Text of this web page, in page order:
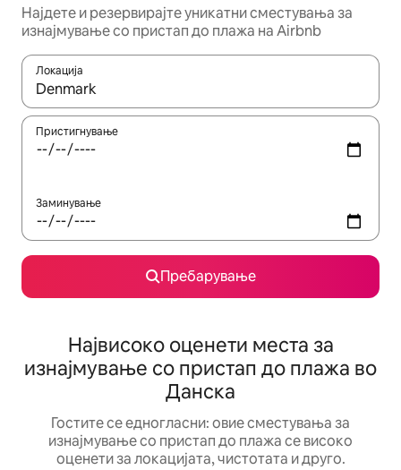
Најдете и резервирајте уникатни сместувања за
изнајмување со пристап до плажа на Airbnb
Локација
Кога резултатите се достапни, движете се со копчињата
Пристигнување
Заминување
Пребарување
Највисоко оценети места за
изнајмување со пристап до плажа во
Данска
Гостите се едногласни: овие сместувања за
изнајмување со пристап до плажа се високо
оценети за локацијата, чистотата и друго.